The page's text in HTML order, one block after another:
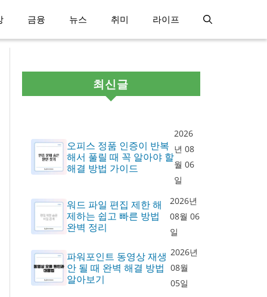
금융 뉴스 취미 라이프
최신글
오피스 정품 인증이 반복
해서 풀릴 때 꼭 알아야 할
해결 방법 가이드
2026
년 08
월 06
일
워드 파일 편집 제한 해
제하는 쉽고 빠른 방법
완벽 정리
2026년
08월 06
일
파워포인트 동영상 재생
안 될 때 완벽 해결 방법
알아보기
2026년
08월
05일